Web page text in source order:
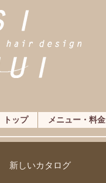
トップ メニュー・料金
新しいカタログ